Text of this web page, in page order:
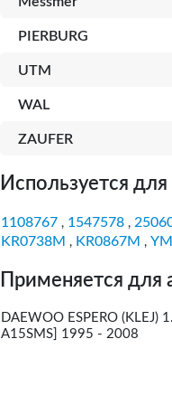
PIERBURG
UTM
WAL
ZAUFER
Используется для
1108767 , 1547578 ,
KR0738M , KR0867M ,
Применяется для
DAEWOO ESPERO
A15SMS] 1995 - 2008